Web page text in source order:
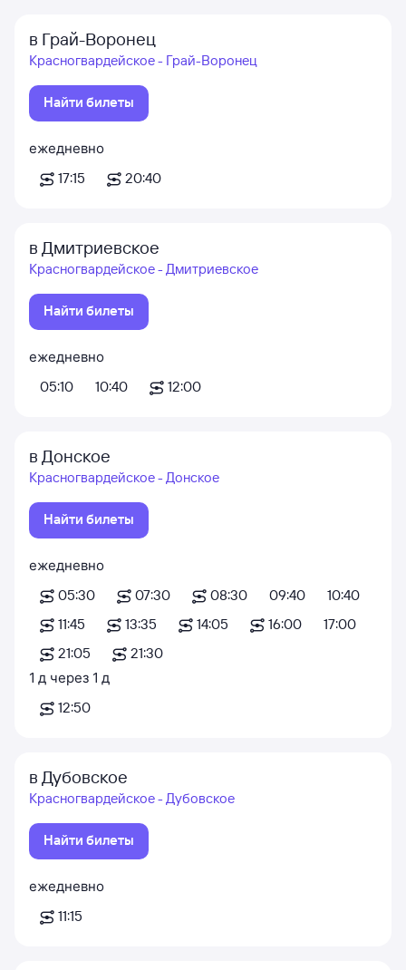
в Грай-Воронец
Красногвардейское - Грай-Воронец
Найти билеты
ежедневно
17:15
20:40
в Дмитриевское
Красногвардейское - Дмитриевское
Найти билеты
ежедневно
05:10
10:40 12:00
в Донское
Красногвардейское - Донское
Найти билеты
ежедневно
05:30
07:30 08:30 09:40
10:40
11:45
13:35 14:05 16:00
17:00
21:05
21:30
1 д через 1 д
12:50
в Дубовское
Красногвардейское - Дубовское
Найти билеты
ежедневно
11:15